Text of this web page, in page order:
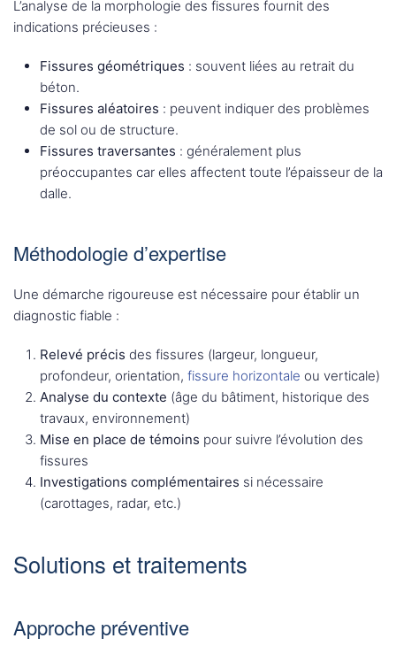
L’analyse de la morphologie des fissures fournit des
indications précieuses :
Fissures géométriques : souvent liées au retrait du
béton.
Fissures aléatoires : peuvent indiquer des problèmes
de sol ou de structure.
Fissures traversantes : généralement plus
préoccupantes car elles affectent toute l’épaisseur de la
dalle.
Méthodologie d’expertise
Une démarche rigoureuse est nécessaire pour établir un
diagnostic fiable :
Relevé précis des fissures (largeur, longueur,
profondeur, orientation, fissure horizontale ou verticale)
Analyse du contexte (âge du bâtiment, historique des
travaux, environnement)
Mise en place de témoins pour suivre l’évolution des
fissures
Investigations complémentaires si nécessaire
(carottages, radar, etc.)
Solutions et traitements
Approche préventive